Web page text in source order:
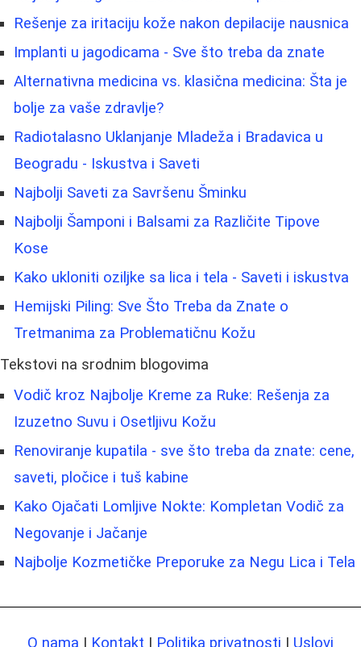
Rešenje za iritaciju kože nakon depilacije nausnica
Implanti u jagodicama - Sve što treba da znate
Alternativna medicina vs. klasična medicina: Šta je
bolje za vaše zdravlje?
Radiotalasno Uklanjanje Mladeža i Bradavica u
Beogradu - Iskustva i Saveti
Najbolji Saveti za Savršenu Šminku
Najbolji Šamponi i Balsami za Različite Tipove
Kose
Kako ukloniti oziljke sa lica i tela - Saveti i iskustva
Hemijski Piling: Sve Što Treba da Znate o
Tretmanima za Problematičnu Kožu
Tekstovi na srodnim blogovima
Vodič kroz Najbolje Kreme za Ruke: Rešenja za
Izuzetno Suvu i Osetljivu Kožu
Renoviranje kupatila - sve što treba da znate: cene,
saveti, pločice i tuš kabine
Kako Ojačati Lomljive Nokte: Kompletan Vodič za
Negovanje i Jačanje
Najbolje Kozmetičke Preporuke za Negu Lica i Tela
O nama | Kontakt | Politika privatnosti | Uslovi